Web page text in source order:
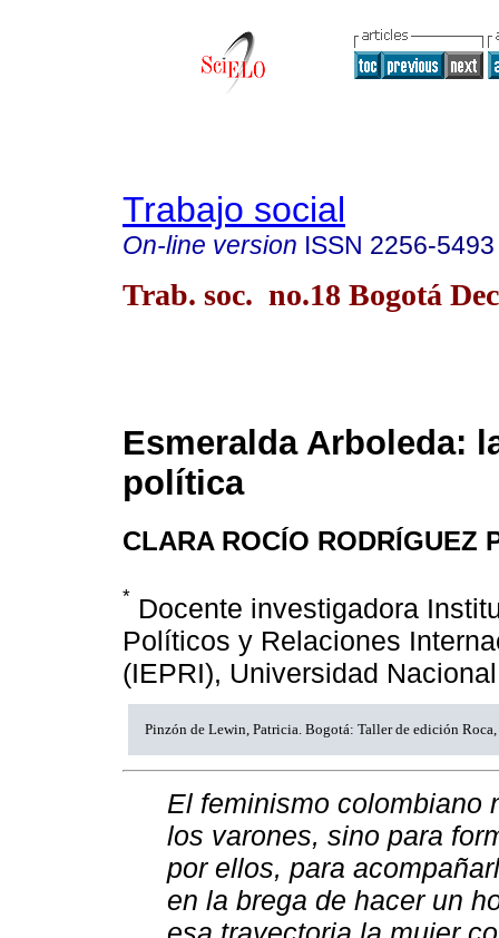
Trabajo social
On-line version ISSN 2256-5493
Trab. soc. no.18 Bogotá
Esmeralda Arboleda:
política
CLARA ROCÍO RODRÍGUEZ
* Docente investigadora
Políticos y Relaciones
(IEPRI), Universidad
Pinzón de Lewin, Patricia. Bogotá: Taller de edición
El feminismo colombiano
los varones, sino para
por ellos, para
en la brega de hacer un